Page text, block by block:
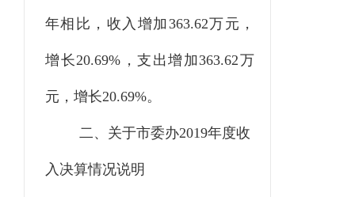
年相比，收入增加363.62万元，
增长20.69%，支出增加363.62万
元，增长20.69%。
二、关于市委办2019年度收
入决算情况说明